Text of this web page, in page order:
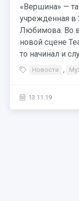
«Вершина» —
учрежденная
Любимова. Во
новой сцене
то начинал и
Новости ,
13.11.19